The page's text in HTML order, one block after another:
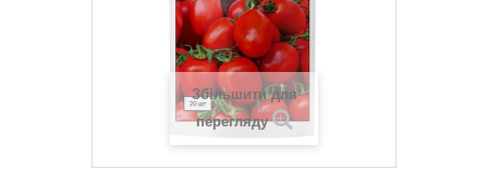
Збільшити для
перегляду